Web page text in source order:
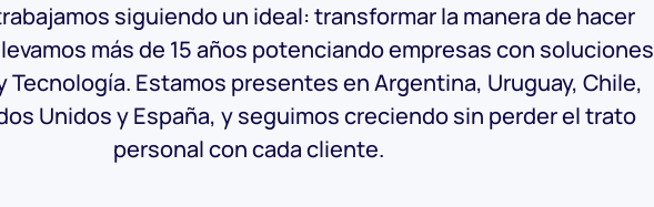
siguiendo un ideal: transformar la manera de hacer
más de 15 años potenciando empresas con soluciones
Tecnología. Estamos presentes en Argentina, Uruguay, Chile,
Unidos y España, y seguimos creciendo sin perder el trato
personal con cada cliente.